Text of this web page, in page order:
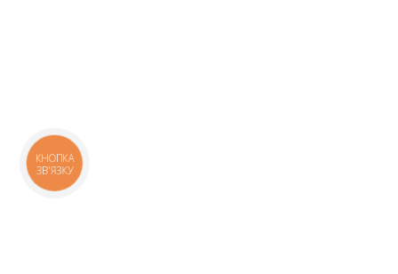
КНОПКА
ЗВ'ЯЗКУ